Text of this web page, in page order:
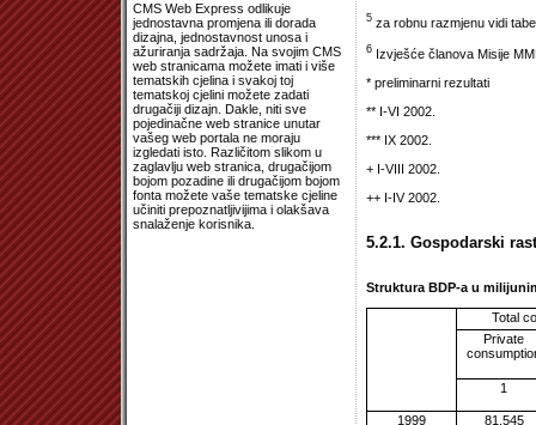
CMS Web Express odlikuje
jednostavna promjena ili dorada
dizajna, jednostavnost unosa i
ažuriranja sadržaja. Na svojim CMS
web stranicama možete imati i više
tematskih cjelina i svakoj toj
tematskoj cjelini možete zadati
drugačiji dizajn. Dakle, niti sve
pojedinačne web stranice unutar
vašeg web portala ne moraju
izgledati isto. Različitom slikom u
zaglavlju web stranica, drugačijom
bojom pozadine ili drugačijom bojom
fonta možete vaše tematske cjeline
učiniti prepoznatljivijima i olakšava
snalaženje korisnika.
5za robnu razmjenu vidi
6Izvješće članova Misije
* preliminarni rezultati
** I-VI 2002.
*** IX 2002.
+ I-VIII 2002.
++ I-IV 2002.
5.2.1. Gospodarski rast
Struktura BDP-a u
Total
Private
1
1999
81.545